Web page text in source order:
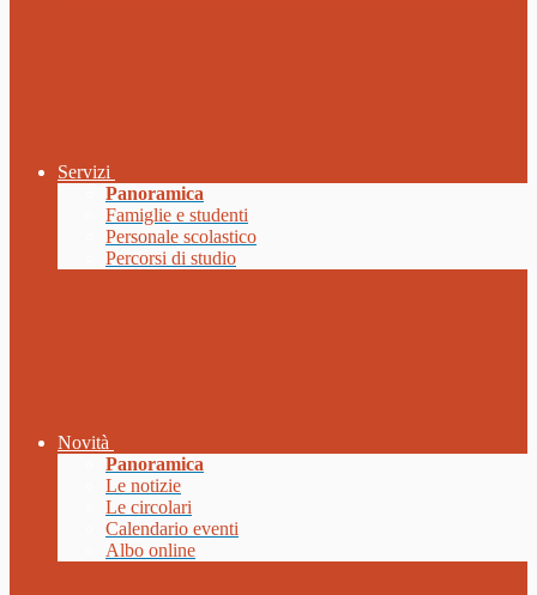
Servizi
Panoramica
Famiglie e studenti
Personale scolastico
Percorsi di studio
Novità
Panoramica
Le notizie
Le circolari
Calendario eventi
Albo online